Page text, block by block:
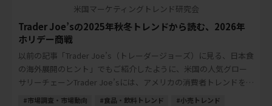
米国マーケティングトレンド研究会
Trader Joe’sの2025年秋冬トレンドから読む、2026年
ホリデー商戦
以前の記事「Trader Joe’s（トレーダージョーズ）に見る、日本食
の海外展開のヒント」でもご紹介したように、米国の人気グロー
サリーチェーンTrader Joe’sには、アメリカの消費者トレンドを読
み解くヒントが多く […]
市場調査・市場動向 食品・飲料トレンド
小売トレンド